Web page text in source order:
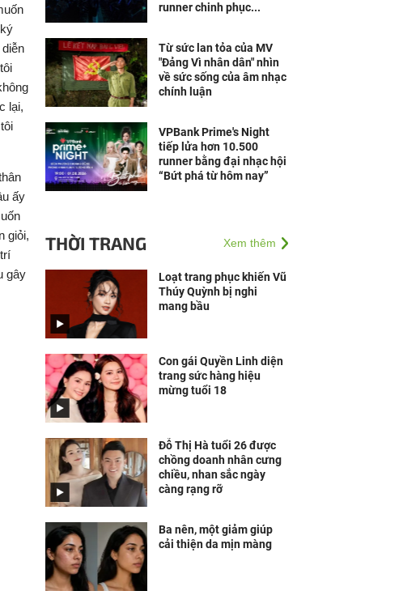
lại,
ấy
giỏi,
gây
runner chinh phục...
Từ sức lan tỏa của MV
"Đảng Vì nhân dân" nhìn
về sức sống của âm nhạc
chính luận
VPBank Prime's Night
tiếp lửa hơn 10.500
runner bằng đại nhạc hội
“Bứt phá từ hôm nay”
THỜI TRANG Xem thêm
Loạt trang phục khiến Vũ
Thúy Quỳnh bị nghi
mang bầu
Con gái Quyền Linh diện
trang sức hàng hiệu
mừng tuổi 18
Đỗ Thị Hà tuổi 26 được
chồng doanh nhân cưng
chiều, nhan sắc ngày
càng rạng rỡ
Ba nên, một giảm giúp
cải thiện da mịn màng